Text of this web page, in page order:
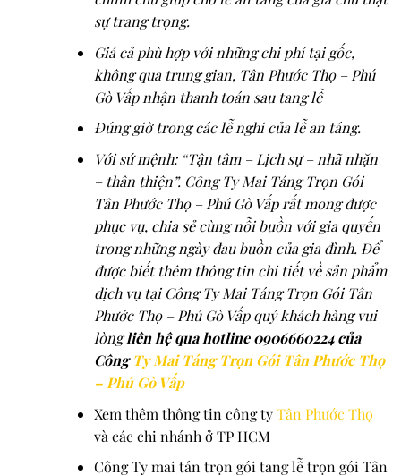
sự trang trọng.
Giá cả phù hợp với những chi phí tại gốc,
không qua trung gian, Tân Phước Thọ – Phú
Gò Vấp nhận thanh toán sau tang lễ
Đúng giờ trong các lễ nghi của lễ an táng.
Với sứ mệnh: “Tận tâm – Lịch sự – nhã nhặn
– thân thiện”. Công Ty Mai Táng Trọn Gói
Tân Phước Thọ – Phú Gò Vấp rất mong được
phục vụ, chia sẻ cùng nỗi buồn với gia quyến
trong những ngày đau buồn của gia đình. Để
được biết thêm thông tin chi tiết về sản phẩm
dịch vụ tại Công Ty Mai Táng Trọn Gói Tân
Phước Thọ – Phú Gò Vấp quý khách hàng vui
lòngliên hệ qua hotline 0906660224 của
CôngTy Mai Táng Trọn Gói Tân Phước Thọ
– Phú Gò Vấp
Xem thêm thông tin công tyTân Phước Thọ
và các chi nhánh ở TP HCM
Công Ty mai tán trọn gói tang lễ trọn gói Tân